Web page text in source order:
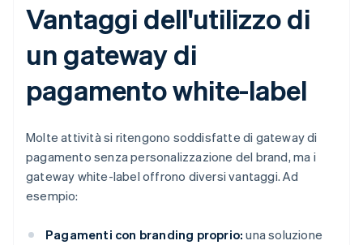
Vantaggi dell'utilizzo di
un gateway di
pagamento white-label
Molte attività si ritengono soddisfatte di gateway di
pagamento senza personalizzazione del brand, ma i
gateway white-label offrono diversi vantaggi. Ad
esempio:
Pagamenti con branding proprio: una soluzione